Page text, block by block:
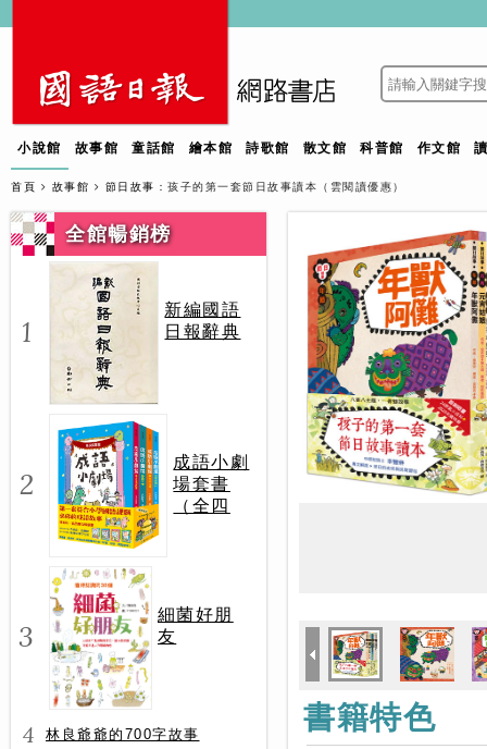
小說館 故事館 童話館 繪本館 詩歌館 散文館 科普館 作文館
首頁 故事館 節日故事 ：孩子的第一套節日故事讀本（雲閱讀優惠）
全館暢銷榜
1
新編國語
日報辭典
2
成語小劇
場套書
（全四
3
細菌好朋
友
4 林良爺爺的700字故事 書籍特色